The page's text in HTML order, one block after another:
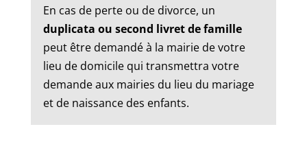
En cas de perte ou de divorce, un
duplicata ou second livret de famille
peut être demandé à la mairie de votre
lieu de domicile qui transmettra votre
demande aux mairies du lieu du mariage
et de naissance des enfants.